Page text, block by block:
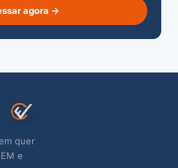
agora →
quer
e